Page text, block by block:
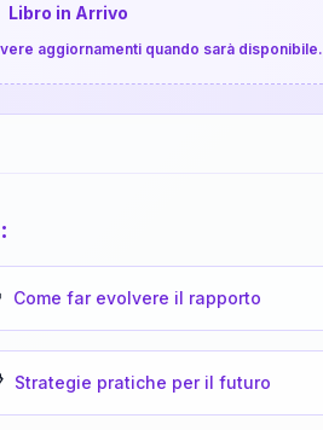
Libro in Arrivo
aggiornamenti quando sarà disponibile.
Come far evolvere il rapporto
Strategie pratiche per il futuro